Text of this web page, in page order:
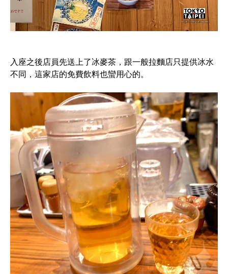
入座之後店員先送上了冰麥茶，跟一般拉麵店只提供冰水
不同，這家店的免費飲料也蠻用心的。